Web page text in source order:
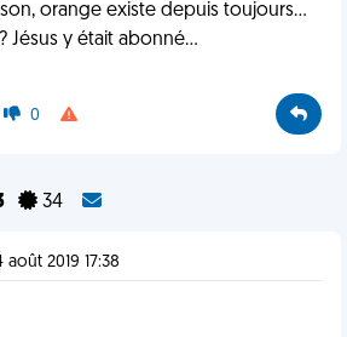
orange existe depuis toujours...
Jésus y était abonné...
0
34
2019 17:38